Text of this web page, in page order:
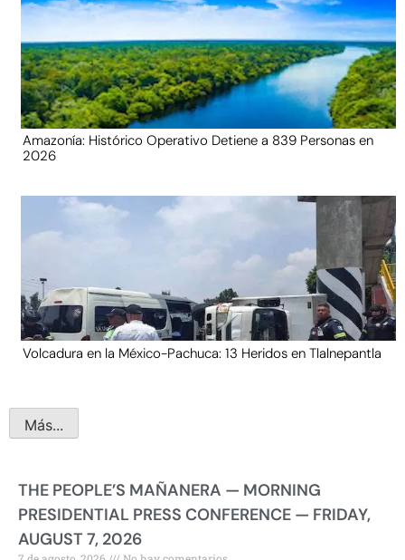
Amazonía: Histórico Operativo Detiene a 839 Personas en
2026
Volcadura en la México-Pachuca: 13 Heridos en Tlalnepantla
Más...
THE PEOPLE’S MAÑANERA — MORNING
PRESIDENTIAL PRESS CONFERENCE — FRIDAY,
AUGUST 7, 2026